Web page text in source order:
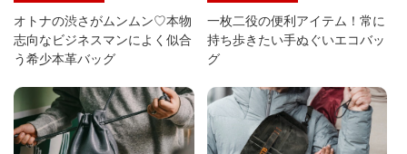
オトナの渋さがムンムン♡本物
志向なビジネスマンによく似合
う希少本革バッグ
一枚二役の便利アイテム！常に
持ち歩きたい手ぬぐいエコバッ
グ